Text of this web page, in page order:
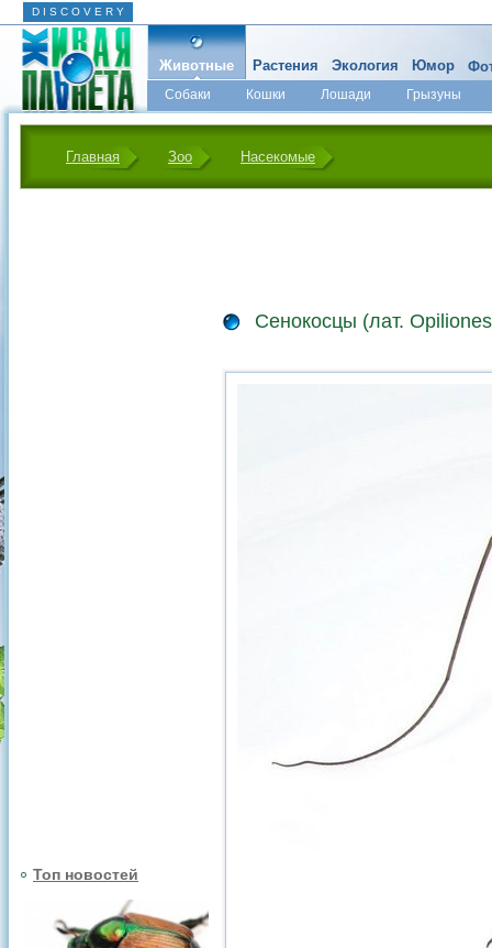
D I S C O V E R Y
Животные
Собаки Кошки Лошади
Грызуны
Микромир
Растения Экология Юмор
Главная Зоо Насекомые
Топ новостей
Сенокосцы (лат.